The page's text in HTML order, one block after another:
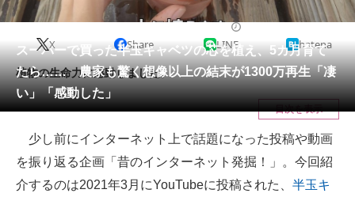
動物 リサーチ
会員記事
メディア
注目記事を集めた総合ページ
ITの今と未来を見通す
スマホと通信の最新トレンド
スーパーで買った半玉キャベツの芯を植え、5カ月育て
たら…… 農家も驚く想像以上の結末が1300万再生「凄
い」「感動した」
X Share LINE hatena
植物の生命力に感動しました。
目次を表示
少し前にインターネット上で話題になった投稿や動画
を振り返る企画「昔のインターネット発掘！」。今回紹
介するのは2021年3月にYouTubeに投稿された、 半玉キ